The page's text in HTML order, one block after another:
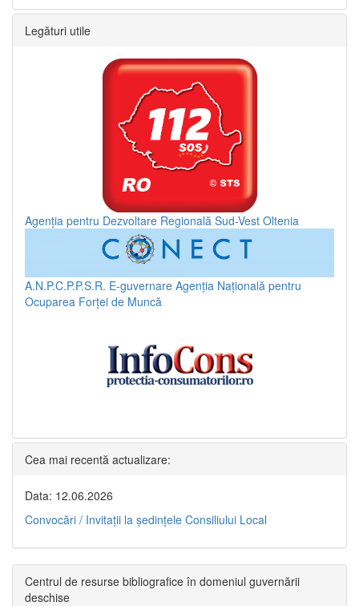
Legături utile
Agenția pentru Dezvoltare Regională Sud-Vest Oltenia
A.N.P.C.P.P.S.R. E-guvernare Agenția Națională pentru
Ocuparea Forței de Muncă
Cea mai recentă actualizare:
Data: 12.06.2026
Convocări / Invitaţii la şedinţele Consiliului Local
Centrul de resurse bibliografice în domeniul guvernării
deschise